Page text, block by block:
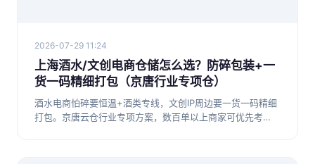
2026-07-29 11:24
上海酒水/文创电商仓储怎么选？防碎包装+一
货一码精细打包（京唐行业专项仓）
酒水电商怕碎要恒温+酒类专线，文创IP周边要一货一码精细
打包。京唐云仓行业专项方案，数百单以上商家可优先考